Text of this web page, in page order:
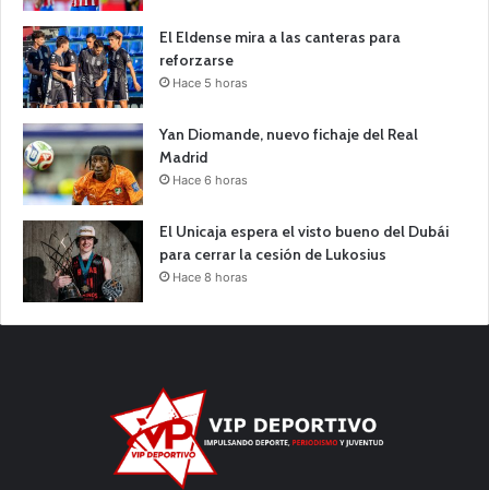
El Eldense mira a las canteras para
reforzarse
Hace 5 horas
Yan Diomande, nuevo fichaje del Real
Madrid
Hace 6 horas
El Unicaja espera el visto bueno del Dubái
para cerrar la cesión de Lukosius
Hace 8 horas